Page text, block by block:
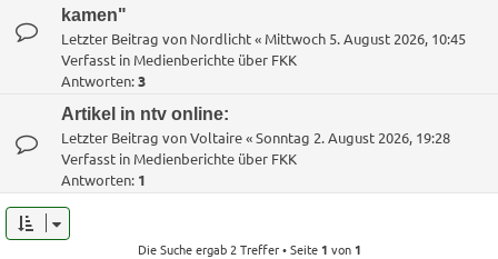
kamen"
Letzter Beitrag von Nordlicht« Mittwoch 5. August 2026, 10:45
Verfasst in Medienberichte über FKK
Antworten:3
Artikel in ntv online:
Letzter Beitrag vonVoltaire«Sonntag 2. August 2026, 19:28
Verfasst in Medienberichte über FKK
Antworten: 1
Die Suche ergab 2 Treffer • Seite 1 von 1